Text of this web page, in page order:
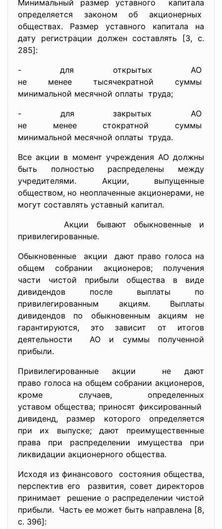
Минимальный размер уставного капитала
определяется законом об акционерных
обществах. Размер уставного капитала на
дату регистрации должен составлять [3, c.
285]:
- для открытых АО
не менее тысячекратной суммы
минимальной месячной оплаты труда;
- для закрытых АО
не менее стократной суммы
минимальной месячной оплаты труда.
Все акции в момент учреждения АО должны
быть полностью распределены между
учредителями. Акции, выпущенные
обществом, но неоплаченные акционерами, не
могут составлять уставный капитал.
Акции бывают обыкновенные и
привилегированные.
Обыкновенные акции дают право голоса на
общем собрании акционеров; получения
части чистой прибыли общества в виде
дивидендов после выплаты по
привилегированным акциям. Выплаты
дивидендов по обыкновенным акциям не
гарантируются, это зависит от итогов
деятельности АО и суммы полученной
прибыли.
Привилегированные акции не дают
право голоса на общем собрании акционеров,
кроме случаев, определенных
уставом общества; приносят фиксированный
дивиденд, размер которого определяется
при их выпуске; дают преимущественные
права при распределении имущества при
ликвидации акционерного общества.
Исходя из финансового состояния общества,
перспектив его развития, совет директоров
принимает решение о распределении чистой
прибыли. Часть ее может быть направлена [8,
c. 396]: